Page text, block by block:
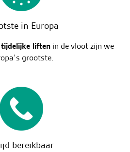
in Europa
liften in de vloot zijn we
grootste.
bereikbaar